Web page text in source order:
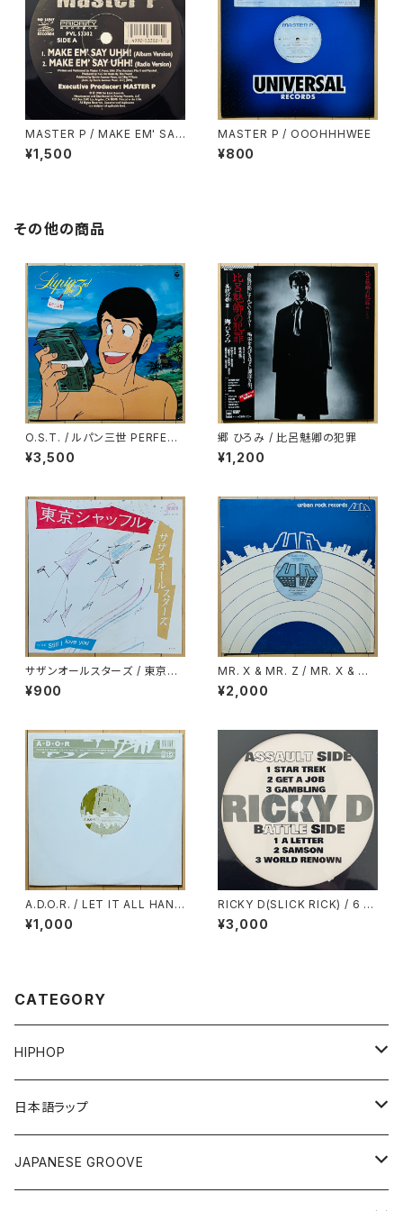
MASTER P / MAKE EM' SAY
UHH
¥1,500
MASTER P / OOOHHHWEE
¥800
その他の商品
O.S.T. / ルパン三世 PERFECT
COLLECTION
¥3,500
郷 ひろみ / 比呂魅卿の犯罪
¥1,200
サザンオールスターズ / 東京シ
ャッフル
¥900
MR. X & MR. Z / MR. X & M
R. Z DRINK OLD GOLD
¥2,000
A.D.O.R. / LET IT ALL HANG
OUT(RAE & CHRISTIAN RE
MIX)
¥1,000
RICKY D(SLICK RICK) / 6 T
RACKS EP
¥3,000
CATEGORY
HIPHOP
12"/7"
80'S OLD SCHOOL
LP
日本語ラップ
12"/7"
JAPANESE GROOVE